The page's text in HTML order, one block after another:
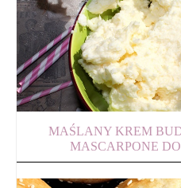
MAŚLANY KREM
MASCARPONE